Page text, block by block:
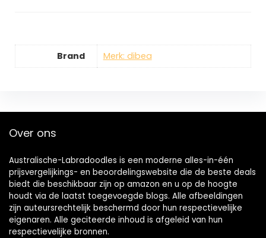
Brand Merk: dibea
Over ons
Australische-Labradoodles is een moderne alles-in-één
prijsvergelijkings- en beoordelingswebsite die de beste deals
biedt die beschikbaar zijn op amazon en u op de hoogte
houdt via de laatst toegevoegde blogs. Alle afbeeldingen
zijn auteursrechtelijk beschermd door hun respectievelijke
eigenaren. Alle geciteerde inhoud is afgeleid van hun
respectievelijke bronnen.